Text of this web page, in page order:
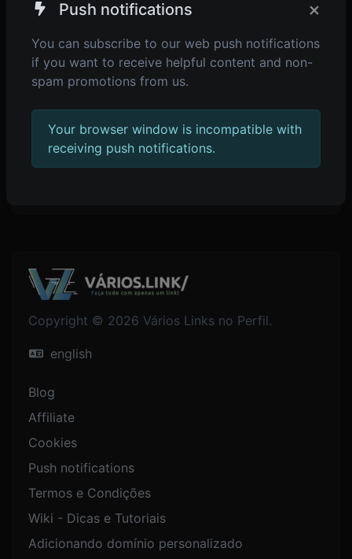
Copyright © 2026 Vários Links no Perfil.
english
Blog
Affiliate
Cookies
Push notifications
Termos e Condições
Wiki - Dicas e Tutoriais
Adicionando domínio personalizado
Push notifications ×
You can subscribe to our web push notifications
if you want to receive helpful content and non-
spam promotions from us.
Your browser window is incompatible with
receiving push notifications.